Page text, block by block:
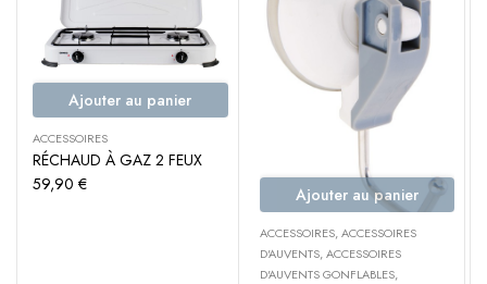
Ajouter au panier
ACCESSOIRES
RÉCHAUD À GAZ 2 FEUX
59,90 € Ajouter au panier
ACCESSOIRES,ACCESSOIRES
D'AUVENTS,ACCESSOIRES
D'AUVENTS GONFLABLES,